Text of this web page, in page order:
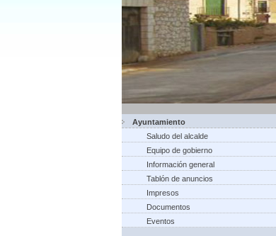
Ayuntamiento
Saludo del alcalde
Equipo de gobierno
Información general
Tablón de anuncios
Impresos
Documentos
Eventos